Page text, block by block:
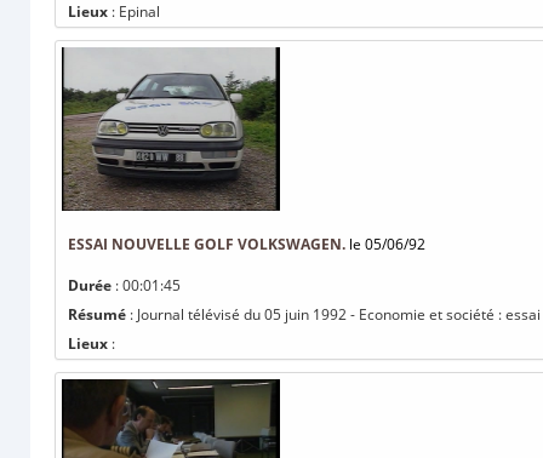
Lieux : Epinal
ESSAI NOUVELLE GOLF VOLKSWAGEN. le 05/06/92
Durée : 00:01:45
Résumé : Journal télévisé du 05 juin 1992 - Economie et société :
Lieux :